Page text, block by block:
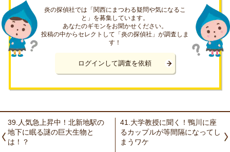
炎の探偵社では「関西にまつわる疑問や気になるこ
と」を募集しています。
あなたのギモンをお聞かせください。
投稿の中からセレクトして「炎の探偵社」が調査しま
す！
ログインして調査を依頼
39.人気急上昇中！北新地駅の
地下に眠る謎の巨大生物と
は！？
41.大学教授に聞く！鴨川に座
るカップルが等間隔になってし
まうワケ